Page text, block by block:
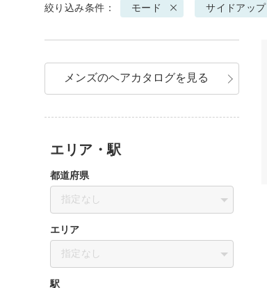
絞り込み条件： モード サイドアップ
メンズのヘアカタログを見る
エリア・駅
都道府県
指定なし
エリア
指定なし
駅